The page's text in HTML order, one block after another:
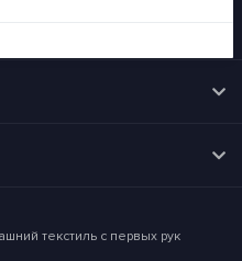
текстиль с первых рук